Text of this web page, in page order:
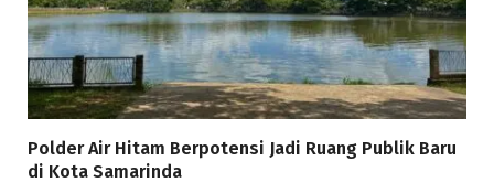
Polder Air Hitam Berpotensi Jadi Ruang Publik Baru
di Kota Samarinda